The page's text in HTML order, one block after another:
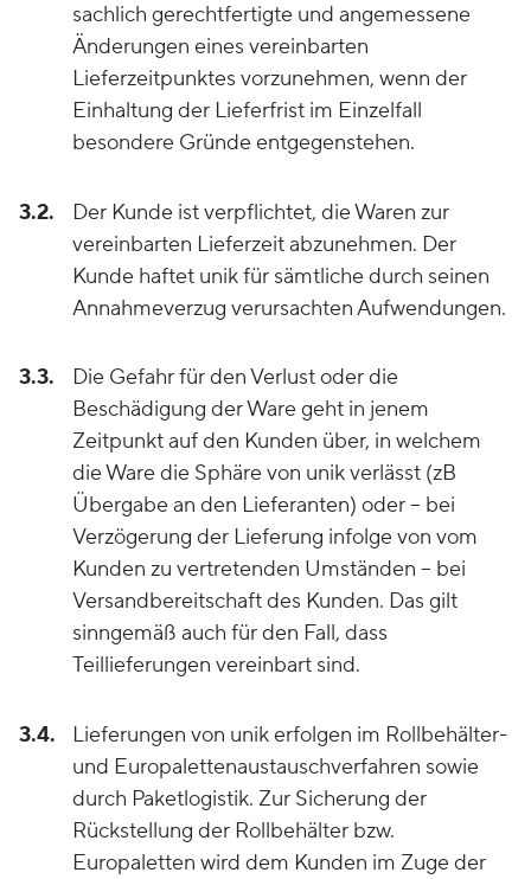
sachlich gerechtfertigte und angemessene
Änderungen eines vereinbarten
Lieferzeitpunktes vorzunehmen, wenn der
Einhaltung der Lieferfrist im Einzelfall
besondere Gründe entgegenstehen.
3.2.
Der Kunde ist verpflichtet, die Waren zur
vereinbarten Lieferzeit abzunehmen. Der
Kunde haftet unik für sämtliche durch seinen
Annahmeverzug verursachten Aufwendungen.
3.3.
Die Gefahr für den Verlust oder die
Beschädigung der Ware geht in jenem
Zeitpunkt auf den Kunden über, in welchem
die Ware die Sphäre von unik verlässt (zB
Übergabe an den Lieferanten) oder – bei
Verzögerung der Lieferung infolge von vom
Kunden zu vertretenden Umständen – bei
Versandbereitschaft des Kunden. Das gilt
sinngemäß auch für den Fall, dass
Teillieferungen vereinbart sind.
3.4.
Lieferungen von unik erfolgen im Rollbehälter-
und Europalettenaustauschverfahren sowie
durch Paketlogistik. Zur Sicherung der
Rückstellung der Rollbehälter bzw.
Europaletten wird dem Kunden im Zuge der